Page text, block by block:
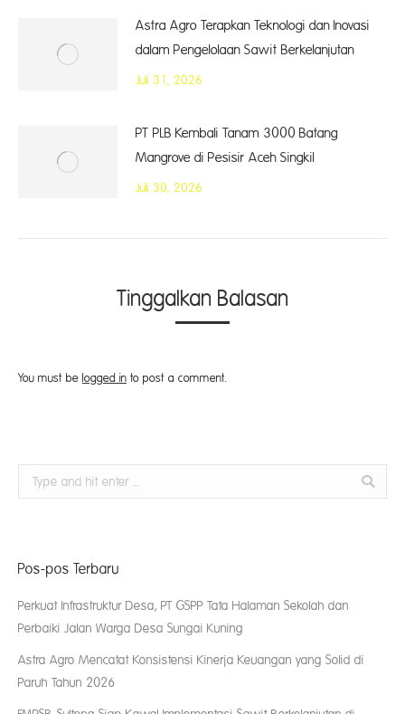
Astra Agro Terapkan Teknologi dan Inovasi
dalam Pengelolaan Sawit Berkelanjutan
Juli 31, 2026
PT PLB Kembali Tanam 3000 Batang
Mangrove di Pesisir Aceh Singkil
Juli 30, 2026
Tinggalkan Balasan
You must be logged in to post a comment.
Search:
Pos-pos Terbaru
Perkuat Infrastruktur Desa, PT GSPP Tata Halaman Sekolah dan
Perbaiki Jalan Warga Desa Sungai Kuning
Astra Agro Mencatat Konsistensi Kinerja Keuangan yang Solid di
Paruh Tahun 2026